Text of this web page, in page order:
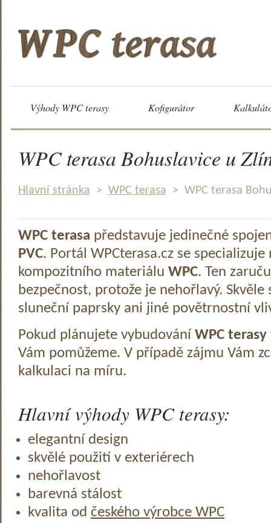
Výhody WPC terasy Kofigurátor
WPC terasa Bohuslavice u
Hlavní stránka > WPC terasa > WPC terasa
WPC terasa představuje jedinečné
PVC. Portál WPCterasa.cz se specializuje
kompozitního materiálu WPC. Ten
bezpečnost, protože je nehořlavý.
sluneční paprsky ani jiné povětrnostní
Pokud plánujete vybudování WPC terasy
Vám pomůžeme. V případě zájmu Vám
kalkulaci na míru.
Hlavní výhody WPC terasy:
elegantní design
skvělé použití v exteriérech
nehořlavost
barevná stálost
kvalita od českého výrobce WPC